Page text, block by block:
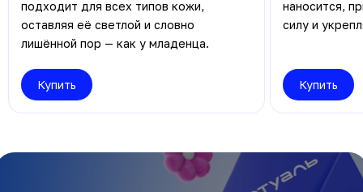
подходит для всех типов кожи,
оставляя её светлой и словно
лишённой пор — как у младенца.
Купить
наносится,
силу и
Купить